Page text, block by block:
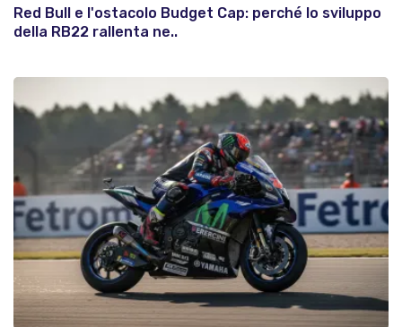
Red Bull e l'ostacolo Budget Cap: perché lo sviluppo
della RB22 rallenta ne..